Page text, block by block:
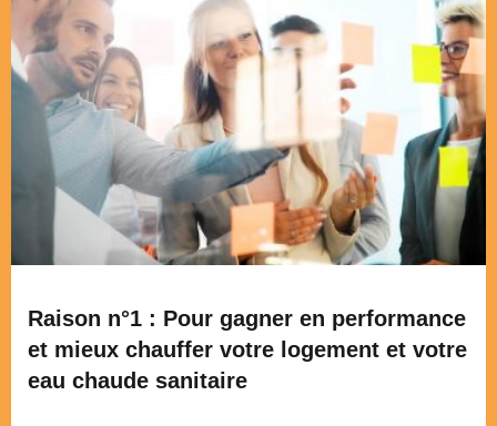
Raison n°1 : Pour gagner en performance
et mieux chauffer votre logement et votre
eau chaude sanitaire